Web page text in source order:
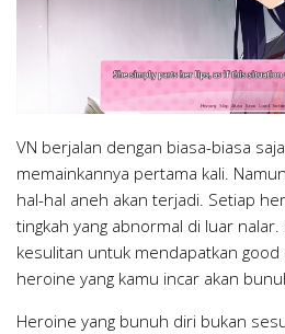
VN berjalan dengan biasa-biasa
memainkannya pertama kali.
hal-hal aneh akan terjadi. Setiap
tingkah yang abnormal di luar
kesulitan untuk mendapatkan good
heroine yang kamu incar akan
Heroine yang bunuh diri bukan